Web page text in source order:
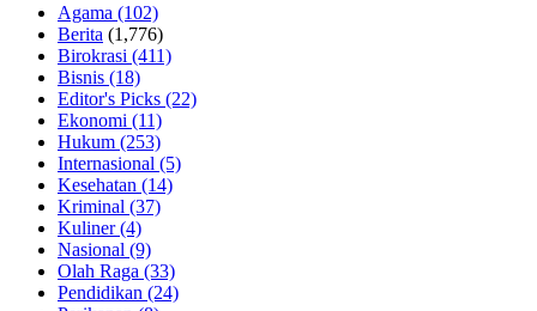
Agama (102)
Berita (1,776)
Birokrasi (411)
Bisnis (18)
Editor's Picks (22)
Ekonomi (11)
Hukum (253)
Internasional (5)
Kesehatan (14)
Kriminal (37)
Kuliner(4)
Nasional (9)
Olah Raga (33)
Pendidikan (24)